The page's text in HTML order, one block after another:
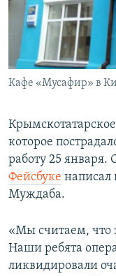
ПОБЕДИТЕЛЕЙ НЕ
ELIFBE
УКРАИНСКАЯ
ПРИСОЕДИНЯЙТЕСЬ!
Кафе «Мусафир» в
которое
работу 25 января.
Фейсбуке
Муждаба.
«Мы считаем, что
Наши ребята
ликвидировали